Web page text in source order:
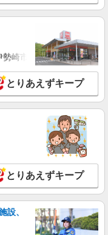
くなれる携帯販売
円 【直接雇用切替後】
（経験・能力による）
108日 ・試用期間最短3
更無） ・社会保険完備
ットステーション ・誕生
合 ゜+゜・。
゜ 入社祝い金10万円支
ショップ
詳細を見る
（経験・能力による） ※
給（規定あり） ゜
。・゜+゜ 入社祝い金10
・。○。・゜+゜
天モバイルショップ
詳細を見る
崎市・太田市・館林市
とりあえずキープ
とりあえずキープ
設、